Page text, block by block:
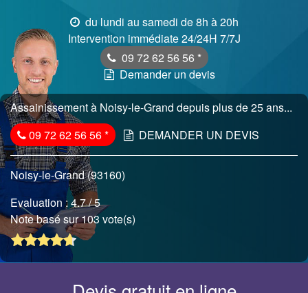
du lundi au samedi de 8h à 20h
Intervention immédiate 24/24H 7/7J
09 72 62 56 56 *
Demander un devis
Assainissement à Noisy-le-Grand depuis plus de 25 ans...
09 72 62 56 56* DEMANDER UN DEVIS
Noisy-le-Grand (93160)
Evaluation :4.7/ 5
Note basé sur 103 vote(s)